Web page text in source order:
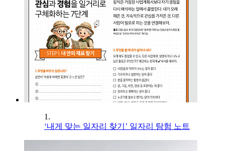
1.
‘내게 맞는 일자리 찾기’ 일자리 탐험 노트